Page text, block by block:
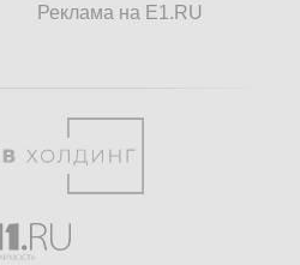
Реклама на E1.RU